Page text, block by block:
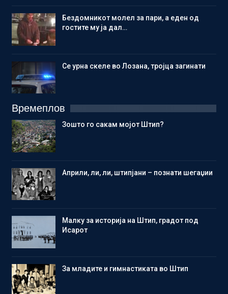
Бездомникот молел за пари, а еден од
гостите му ја дал…
Се урна скеле во Лозана, тројца загинати
Времеплов
Зошто го сакам мојот Штип?
Aприли, ли, ли, штипјани – познати шегаџии
Малку за историја на Штип, градот под
Исарот
Зa младите и гимнастиката во Штип